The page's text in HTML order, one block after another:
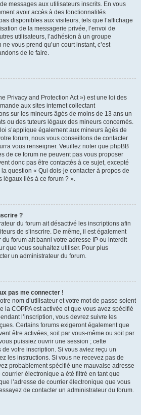
messages aux utilisateurs inscrits. En vous
avoir accès à des fonctionnalités
disponibles aux visiteurs, tels que l’affichage
de la messagerie privée, l’envoi de
utilisateurs, l’adhésion à un groupe
ne vous prend qu’un court instant, c’est
de le faire.
Privacy and Protection Act ») est une loi des
aux sites internet collectant
sur les mineurs âgés de moins de 13 ans un
ou des tuteurs légaux des mineurs concernés.
s’applique également aux mineurs âgés de
forum, nous vous conseillons de contacter
vous renseigner. Veuillez noter que phpBB
de ce forum ne peuvent pas vous proposer
donc pas être contactés à ce sujet, excepté
la question « Qui dois-je contacter à propos de
légaux liés à ce forum ? ».
?
du forum ait désactivé les inscriptions afin
de s’inscrire. De même, il est également
du forum ait banni votre adresse IP ou interdit
que vous souhaitez utiliser. Pour plus
un administrateur du forum.
pas me connecter !
nom d’utilisateur et votre mot de passe soient
la COPPA est activée et que vous avez spécifié
l’inscription, vous devrez suivre les
Certains forums exigeront également que
être activées, soit par vous-même ou soit par
puissiez ouvrir une session ; cette
votre inscription. Si vous aviez reçu un
les instructions. Si vous ne recevez pas de
probablement spécifié une mauvaise adresse
électronique a été filtré en tant que
l’adresse de courrier électronique que vous
de contacter un administrateur du forum.